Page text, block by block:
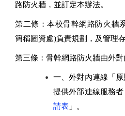
路防火牆，並訂定本辦法。
第二條：本校骨幹網路防火牆
簡稱圖資處)負責規劃，及管理存
第三條： 骨幹網路防火牆由外對
一、外對內連線「
提供外部連線服務者
請表 」。